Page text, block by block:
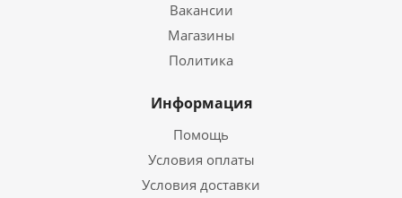
Вакансии
Магазины
Политика
Информация
Помощь
Условия оплаты
Условия доставки